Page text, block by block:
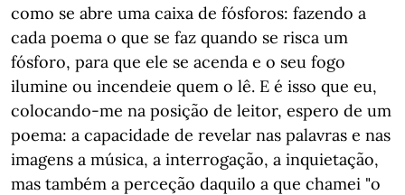
como se abre uma caixa de fósforos: fazendo a
cada poema o que se faz quando se risca um
fósforo, para que ele se acenda e o seu fogo
ilumine ou incendeie quem o lê. E é isso que eu,
colocando-me na posição de leitor, espero de um
poema: a capacidade de revelar nas palavras e nas
imagens a música, a interrogação, a inquietação,
mas também a perceção daquilo a que chamei "o